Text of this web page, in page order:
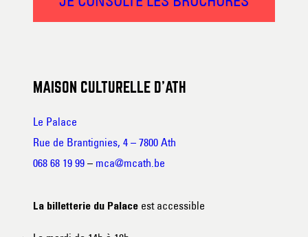
MAISON CULTURELLE D’ATH
Le Palace
Rue de Brantignies, 4 – 7800 Ath
068 68 19 99 – mca@mcath.be
La billetterie du Palace est accessible